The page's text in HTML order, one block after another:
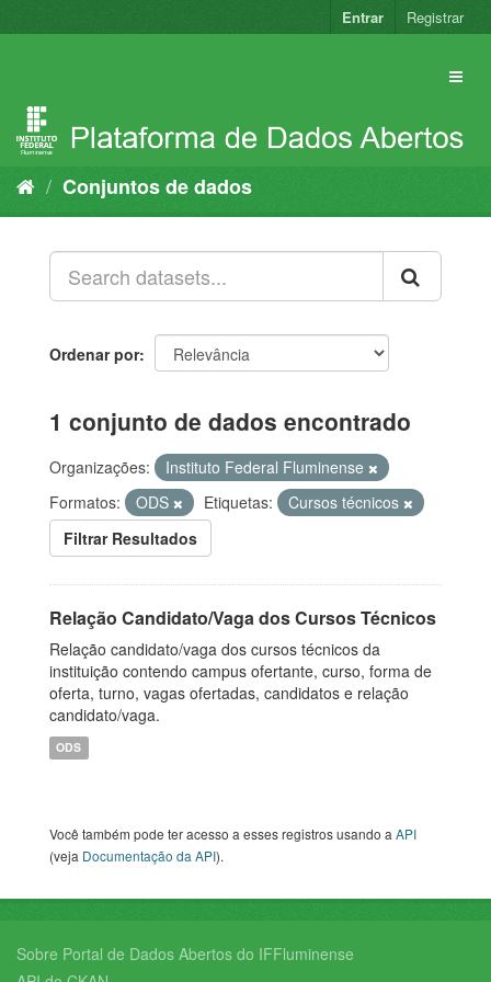
para
Entrar Registrar
Conjuntos de dados
Ordenar por
1 conjunto de dados encontrado
Organizações:
Instituto Federal Fluminense
Formatos:
ODS Etiquetas:
Cursos técnicos
Filtrar Resultados
Relação Candidato/Vaga dos Cursos Técnicos
Relação candidato/vaga dos cursos técnicos da
instituição contendo campus ofertante, curso, forma de
oferta, turno, vagas ofertadas, candidatos e relação
candidato/vaga.
ODS
Você também pode ter acesso a esses registros usando aAPI
(veja Documentação da API).
Sobre Portal de Dados Abertos do IFFluminense